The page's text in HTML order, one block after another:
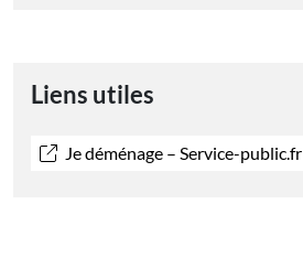
Liens utiles
Je déménage – Service-public.fr